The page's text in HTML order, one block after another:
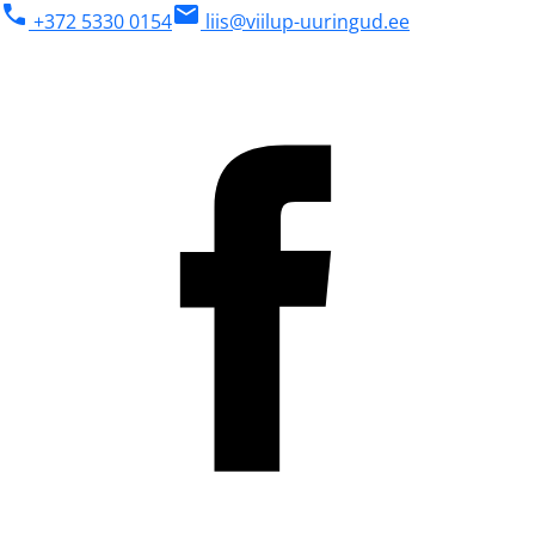
phone +372 5330 0154mail liis@viilup-uuringud.ee